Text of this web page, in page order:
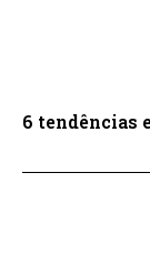
6 tendências